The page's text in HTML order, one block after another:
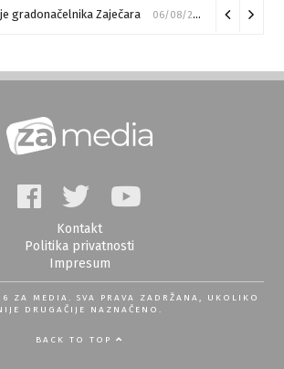
gradonačelnika Zaječara 06/08/2026
Kontakt
Politika privatnosti
Impresum
ZA MEDIA. SVA PRAVA ZADRŽANA, UKOLIKO
DRUGAČIJE NAZNAČENO.
BACK TO TOP